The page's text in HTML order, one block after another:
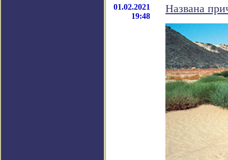
01.02.2021
19:48
Названа